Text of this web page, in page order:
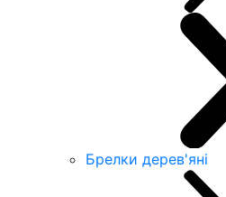
Брелки дерев'яні